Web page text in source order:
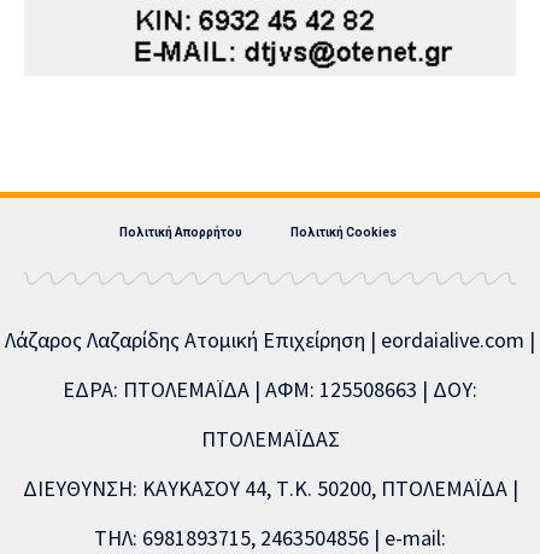
Πολιτική Απορρήτου Πολιτική Cookies
Λάζαρος Λαζαρίδης Ατομική Επιχείρηση | eordaialive.com |
ΕΔΡΑ: ΠΤΟΛΕΜΑΪΔΑ | ΑΦΜ: 125508663 | ΔΟΥ:
ΠΤΟΛΕΜΑΪΔΑΣ
ΔΙΕΥΘΥΝΣΗ: ΚΑΥΚΑΣΟΥ 44, Τ.Κ. 50200, ΠΤΟΛΕΜΑΪΔΑ |
ΤΗΛ: 6981893715, 2463504856 | e-mail: